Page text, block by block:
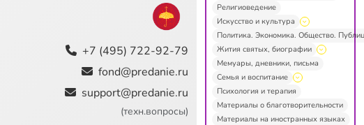
+7 (495) 722-92-79
fond@predanie.ru
support@predanie.ru
(техн.вопросы)
Религиоведение
Искусство и культура
Политика. Экономика. Общество.
Жития святых, биографии
Мемуары, дневники, письма
Семья и воспитание
Психология и терапия
Материалы о благотворительности
Материалы на иностранных языках